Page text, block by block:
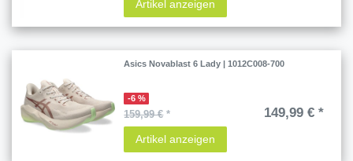
Artikel anzeigen
Asics Novablast 6 Lady | 1012C008-700
-6 %
159,99 €* 149,99 € *
Artikel anzeigen